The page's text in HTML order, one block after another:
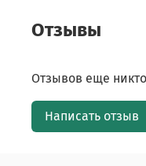
Отзывы
Отзывов еще
Написать отзыв